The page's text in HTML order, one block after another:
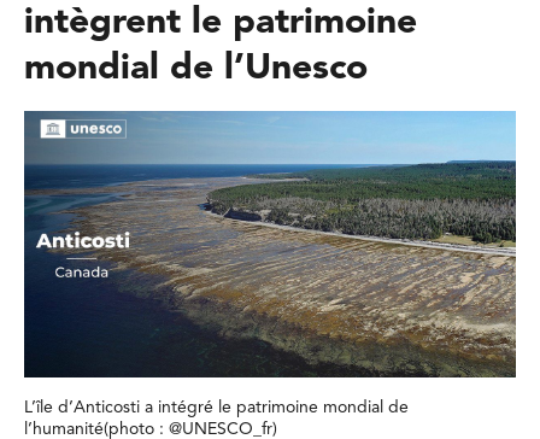
intègrent le patrimoine
mondial de l’Unesco
L’île d’Anticosti a intégré le patrimoine mondial de
l’humanité(photo : @UNESCO_fr)